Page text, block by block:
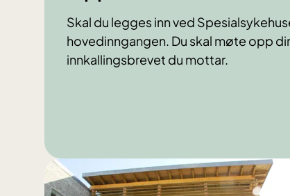
Skal du legges inn ved
hovedinngangen. Du skal møte opp
innkallingsbrevet du mottar.